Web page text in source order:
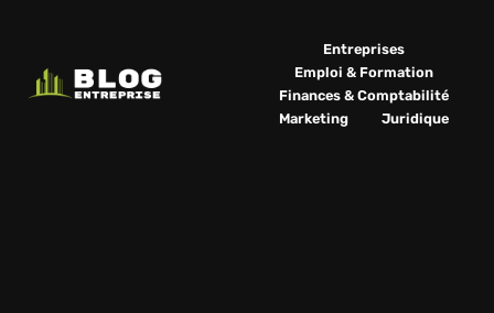
Entreprises
Emploi & Formation
Finances & Comptabilité
Marketing
Juridique